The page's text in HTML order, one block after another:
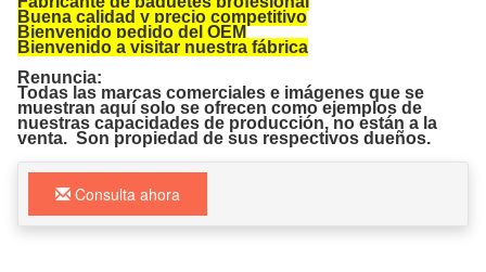
Buena calidad y precio competitivo
Bienvenido pedido del OEM
Bienvenido a visitar nuestra fábrica
Renuncia:
Todas las marcas comerciales e imágenes que se
muestran aquí solo se ofrecen como ejemplos de
nuestras capacidades de producción, no están a la
venta. Son propiedad de sus respectivos dueños.
Consulta ahora